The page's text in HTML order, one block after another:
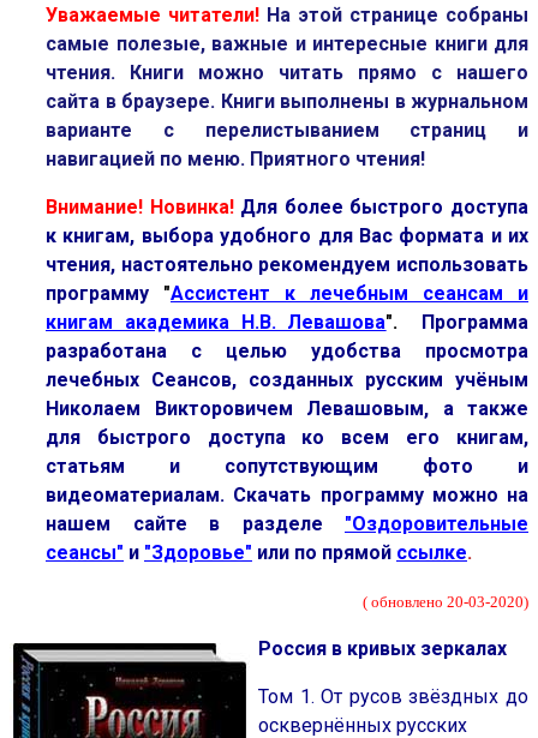
Уважаемые читатели! На этой странице собраны
самые полезые, важные и интересные книги для
чтения.
Книги можно читать прямо с нашего
сайта в браузере. Книги выполнены в журнальном
варианте с перелистыванием страниц и
навигацией по меню. Приятного чтения!
Внимание! Новинка! Для более быстрого доступа
к книгам, выбора удобного для Вас формата и их
чтения, настоятельно рекомендуем использовать
программу "Ассистент к лечебным сеансам и
книгам академика Н.В. Левашова". Программа
разработана с целью удобства просмотра
лечебных Сеансов, созданных русским учёным
Николаем Викторовичем Левашовым, а также
для быстрого доступа ко всем его книгам,
статьям и сопутствующим фото и
видеоматериалам. Скачать программу можно на
нашем сайте в разделе
"Оздоровительные
сеансы" и "Здоровье" или по прямой ссылке.
( обновлено 20-03-2020)
Россия в кривых зеркалах
Том 1. От русов звёздных до
осквернённых русских